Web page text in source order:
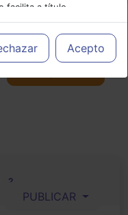
facilita a título
de los
y decidir, en
adecuado a lasAcepto
Trastornos de
2
PUBLICAR